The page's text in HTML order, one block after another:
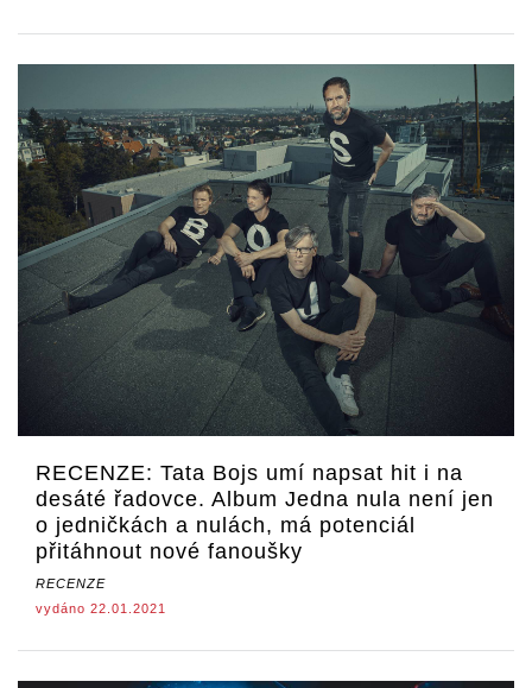
RECENZE: Tata Bojs umí napsat hit i na
desáté řadovce. Album Jedna nula není jen
o jedničkách a nulách, má potenciál
přitáhnout nové fanoušky
RECENZE
vydáno 22.01.2021